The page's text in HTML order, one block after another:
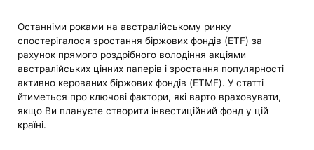
Останніми роками на австралійському ринку
спостерігалося зростання біржових фондів (ETF) за
рахунок прямого роздрібного володіння акціями
австралійських цінних паперів і зростання популярності
активно керованих біржових фондів (ETMF). У статті
йтиметься про ключові фактори, які варто враховувати,
якщо Ви плануєте створити інвестиційний фонд у цій
країні.